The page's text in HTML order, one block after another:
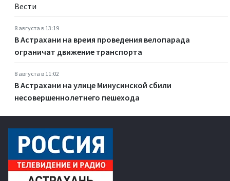
Вести
8 августа в 13:19
В Астрахани на время проведения велопарада
ограничат движение транспорта
8 августа в 11:02
В Астрахани на улице Минусинской сбили
несовершеннолетнего пешехода